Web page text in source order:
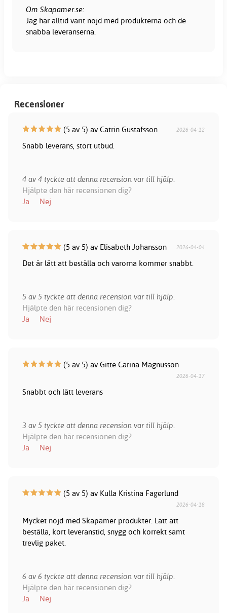
Om Skapamer.se:
Jag har alltid varit nöjd med produkterna och de
snabba leveranserna.
Recensioner
(5 av 5) av Catrin Gustafsson 2026-04-12
Snabb leverans, stort utbud.
4 av 4 tyckte att denna recension var till hjälp.
Hjälpte den här recensionen dig?
Ja
Nej
(5 av 5) av Elisabeth Johansson 2026-04-04
Det är lätt att beställa och varorna kommer snabbt.
5 av 5 tyckte att denna recension var till hjälp.
Hjälpte den här recensionen dig?
Ja
Nej
(5 av 5) av Gitte Carina Magnusson
2026-04-17
Snabbt och lätt leverans
3 av 5 tyckte att denna recension var till hjälp.
Hjälpte den här recensionen dig?
Ja
Nej
(5 av 5) av Kulla Kristina Fagerlund
2026-04-18
Mycket nöjd med Skapamer produkter. Lätt att
beställa, kort leveranstid, snygg och korrekt samt
trevlig paket.
6 av 6 tyckte att denna recension var till hjälp.
Hjälpte den här recensionen dig?
Ja
Nej